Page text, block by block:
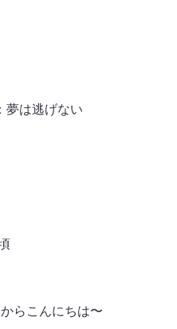
夢は逃げない
らこんにちは〜